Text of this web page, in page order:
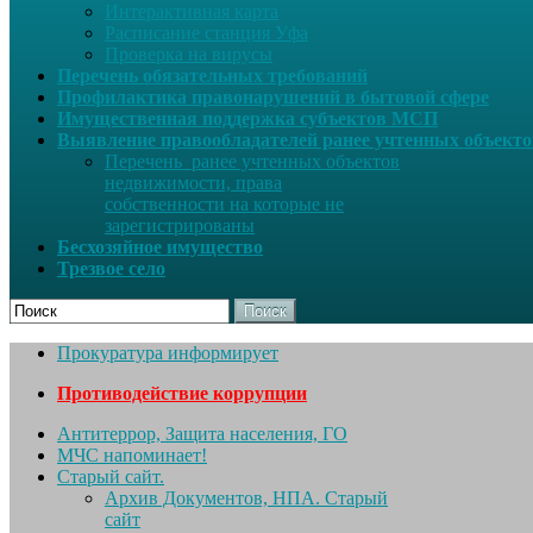
Интерактивная карта
Расписание станция Уфа
Проверка на вирусы
Перечень обязательных требований
Профилактика правонарушений в бытовой сфере
Имущественная поддержка субъектов МСП
Выявление правообладателей ранее учтенных
Перечень ранее учтенных объектов
недвижимости, права
собственности на которые не
зарегистрированы
Бесхозяйное имущество
Трезвое село
Поиск
Прокуратура информирует
Противодействие коррупции
Антитеррор, Защита населения, ГО
МЧС напоминает!
Старый сайт.
Архив Документов, НПА. Старый
сайт